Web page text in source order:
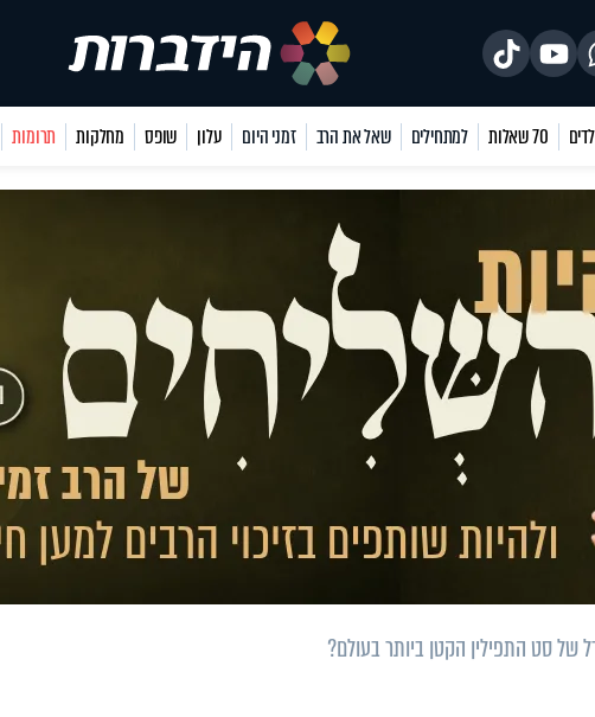
70 שאלות למתחילים שאל את הרב זמני היום עלון שופס מחלקות תרומות
של סט התפילין הקטן ביותר בעולם?